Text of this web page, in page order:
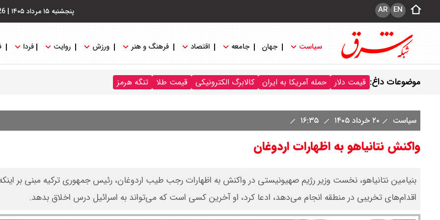
پنجشنبه ۱۵ مرداد ۱۴۰۵ | EN
AR
سیاست جهان جامعه اقتصاد فرهنگ و هنر ورزش روایت فردا
موضوعات داغ: قیمت دلار حمله آمریکا به ایران کالابرگ الکترونیکی قیمت طلا تنگه هرمز
سیاست ۲۰ خرداد ۱۴۰۵
واکنش نتانیاهو به اظهارات اردوغان
بنیامین نتانیاهو، نخست وزیر رژیم صهیونیستی در واکنش به اظهارات رجب طیب اردوغان، رئیس جمهوری ترکیه مبنی بر
اقدام‌های تخریبی در منطقه انجام می‌دهد، ادعا کرد، او آخرین کسی است که می‌تواند به اسرائیل درس اخلاق بدهد.